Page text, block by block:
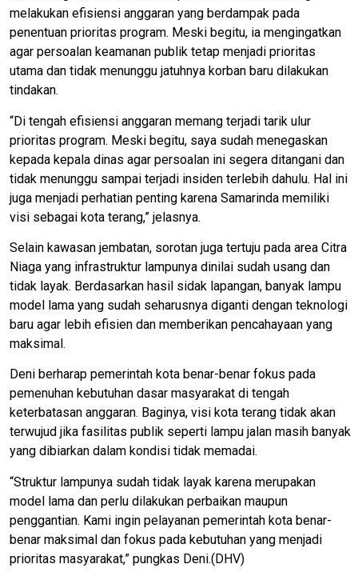
melakukan efisiensi anggaran yang berdampak pada
penentuan prioritas program. Meski begitu, ia mengingatkan
agar persoalan keamanan publik tetap menjadi prioritas
utama dan tidak menunggu jatuhnya korban baru dilakukan
tindakan.
​“Di tengah efisiensi anggaran memang terjadi tarik ulur
prioritas program. Meski begitu, saya sudah menegaskan
kepada kepala dinas agar persoalan ini segera ditangani dan
tidak menunggu sampai terjadi insiden terlebih dahulu. Hal ini
juga menjadi perhatian penting karena Samarinda memiliki
visi sebagai kota terang,” jelasnya.
​Selain kawasan jembatan, sorotan juga tertuju pada area Citra
Niaga yang infrastruktur lampunya dinilai sudah usang dan
tidak layak. Berdasarkan hasil sidak lapangan, banyak lampu
model lama yang sudah seharusnya diganti dengan teknologi
baru agar lebih efisien dan memberikan pencahayaan yang
maksimal.
​Deni berharap pemerintah kota benar-benar fokus pada
pemenuhan kebutuhan dasar masyarakat di tengah
keterbatasan anggaran. Baginya, visi kota terang tidak akan
terwujud jika fasilitas publik seperti lampu jalan masih banyak
yang dibiarkan dalam kondisi tidak memadai.
​“Struktur lampunya sudah tidak layak karena merupakan
model lama dan perlu dilakukan perbaikan maupun
penggantian. Kami ingin pelayanan pemerintah kota benar-
benar maksimal dan fokus pada kebutuhan yang menjadi
prioritas masyarakat,” pungkas Deni.(DHV)